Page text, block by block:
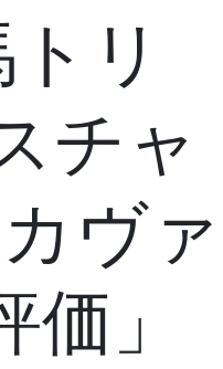
リ
チャ
ヴァ
」